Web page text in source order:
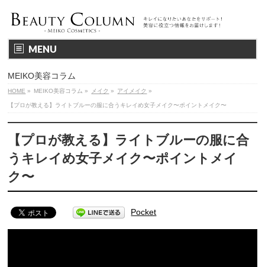
MENU
MEIKO美容コラム
HOME » MEIKO美容コラム » メイク » アイメイク »
【プロが教える】ライトブルーの服に合うキレイめ女子メイク〜ポイントメイク〜
【プロが教える】ライトブルーの服に合
うキレイめ女子メイク〜ポイントメイ
ク〜
Pocket